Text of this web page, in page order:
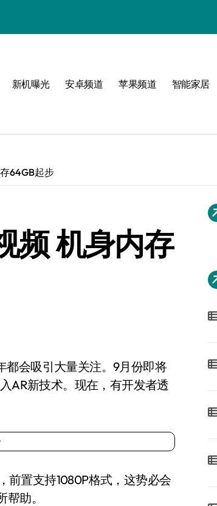
新机曝光 安卓频道 苹果频道 智能家居
64GB起步
频 机身内存
AR新技术。现在，有开发者透
置支持1080P格式，这势必会
助。